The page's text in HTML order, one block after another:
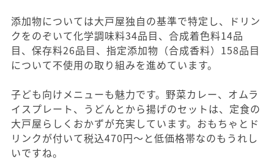
添加物については大戸屋独自の基準で特定し、ドリン
クをのぞいて化学調味料34品目、合成着色料14品
目、保存料26品目、指定添加物（合成香料）158品目
について不使用の取り組みを進めています。
子ども向けメニューも魅力です。野菜カレー、オムラ
イスプレート、うどんとから揚げのセットは、定食の
大戸屋らしくおかずが充実しています。おもちゃとド
リンクが付いて税込470円〜と低価格帯なのもうれし
いですね。